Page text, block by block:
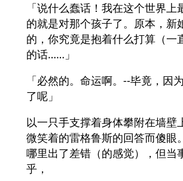
「说什么蠢话！我在这个世界上
的就是对那个孩子了。原本，新
的，你究竟是抱着什么打算（一
的话……」
「必然的。命运啊。--毕竟，因
了呢」
以一只手支撑着身体攀附在墙壁
微笑着的雷格鲁斯的回答而傻眼
哪里出了差错（的感觉），但当
乎，